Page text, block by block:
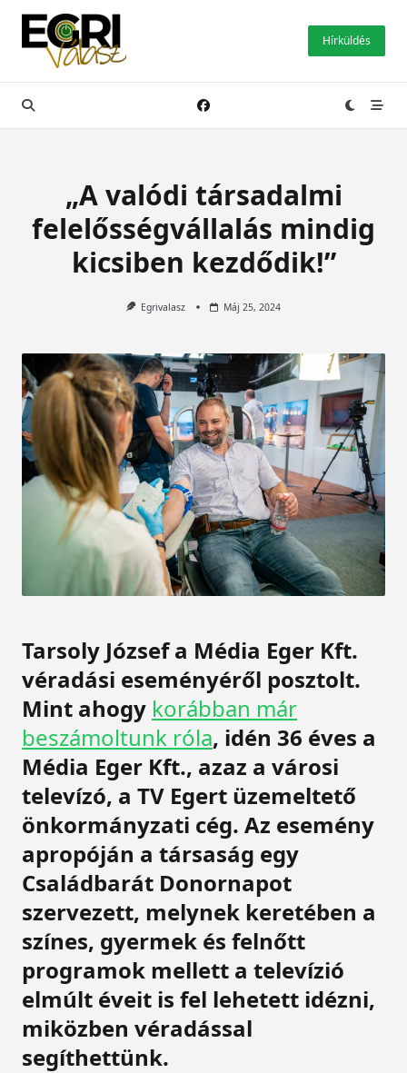
Skip
content
Hírküldés
„A valódi társadalmi
felelősségvállalás mindig
kicsiben kezdődik!”
Egrivalasz Máj 25, 2024
Tarsoly József a Média Eger Kft.
véradási eseményéről posztolt.
Mint ahogy korábban már
beszámoltunk róla, idén 36 éves a
Média Eger Kft., azaz a városi
televízó, a TV Egert üzemeltető
önkormányzati cég. Az esemény
apropóján a társaság egy
Családbarát Donornapot
szervezett, melynek keretében a
színes, gyermek és felnőtt
programok mellett a televízió
elmúlt éveit is fel lehetett idézni,
miközben véradással
segíthettünk.